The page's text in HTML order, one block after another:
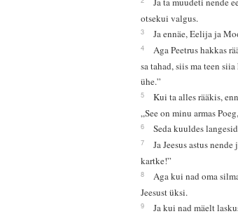
otsekui valgus.
3 Ja ennäe, Eelija ja
4
Aga Peetrus hakkas
sa tahad, siis ma teen
ühe.”
5
Kui ta alles rääkis,
„See on minu armas
6 Seda kuuldes
7
Ja Jeesus astus
kartke!”
8
Aga kui nad oma
Jeesust üksi.
9
Ja kui nad mäelt